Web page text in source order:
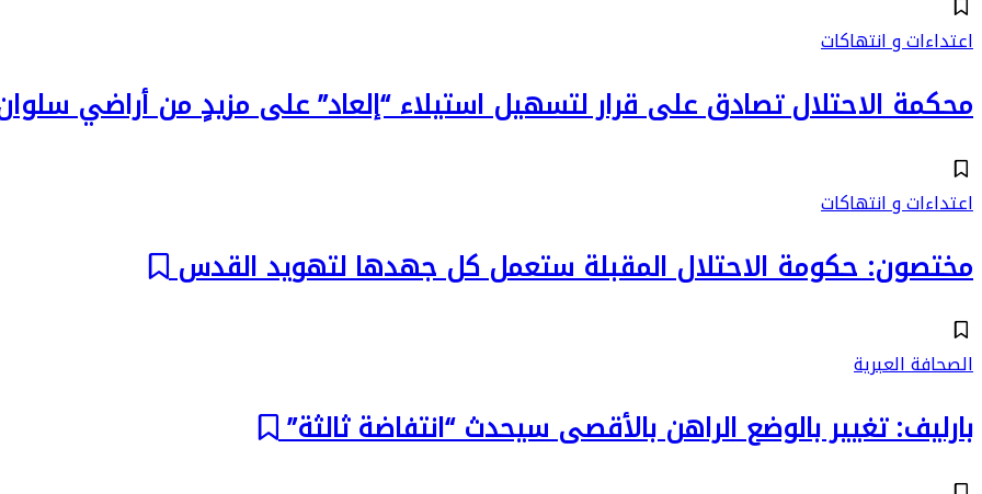
اعتداءات و انتهاكات
محكمة الاحتلال تصادق على قرار لتسهيل استيلاء “إلعاد” على مزيدٍ من أراضي
اعتداءات و انتهاكات
مختصون: حكومة الاحتلال المقبلة ستعمل كل جهدها لتهويد القدس
الصحافة العبرية
بارليف: تغيير بالوضع الراهن بالأقصى سيحدث “انتفاضة ثالثة”